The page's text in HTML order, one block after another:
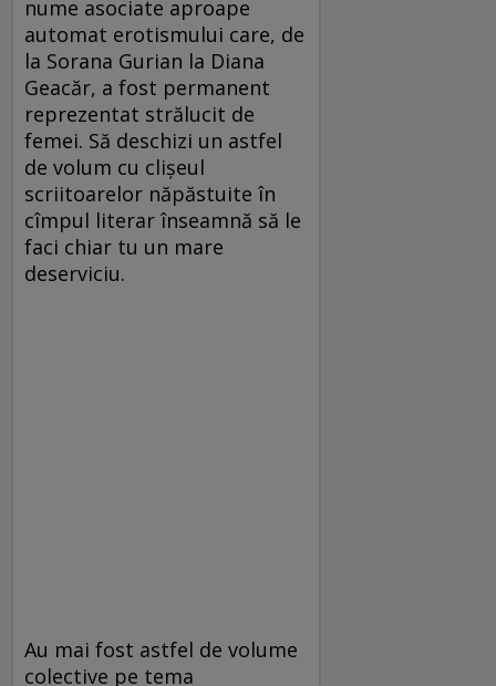
nume asociate aproape
automat erotismului care, de
la Sorana Gurian la Diana
Geacăr, a fost permanent
reprezentat strălucit de
femei. Să deschizi un astfel
de volum cu clişeul
scriitoarelor năpăstuite în
cîmpul literar înseamnă să le
faci chiar tu un mare
deserviciu.
Au mai fost astfel de volume
colective pe tema